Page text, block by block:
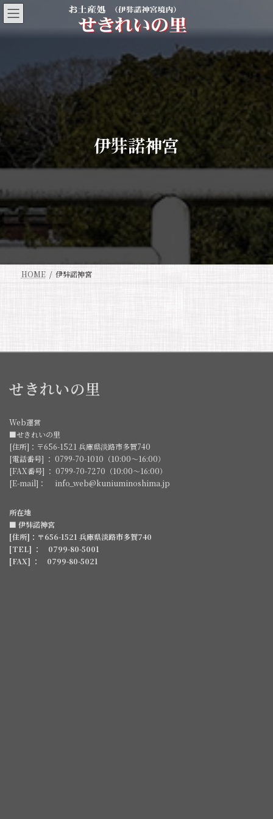
コ
ン
ス
キ
ッ
ナ
ビ
ン
に
移
伊弉諾神宮
HOME 伊弉諾神宮
せきれいの里
Web運営
■せきれいの里
[住所]：〒656-1521 兵庫県淡路市多賀740
[電話番号] ： 0799-70-1010（10:00～16:00）
[FAX番号] ： 0799-70-7270（10:00～16:00）
[E-mail]： info_web@kuniuminoshima.jp
所在地
■ 伊弉諾神宮
[住所]：〒656-1521 兵庫県淡路市多賀740
[TEL] ： 0799-80-5001
[FAX] ： 0799-80-5021